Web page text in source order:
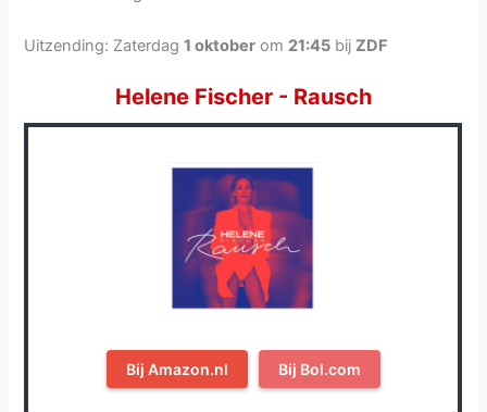
Uitzending: Zaterdag1 oktober om 21:45 bijZDF
Helene Fischer - Rausch
Bij Amazon.nl Bij Bol.com